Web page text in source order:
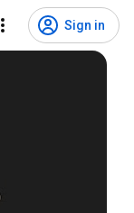
Sign in